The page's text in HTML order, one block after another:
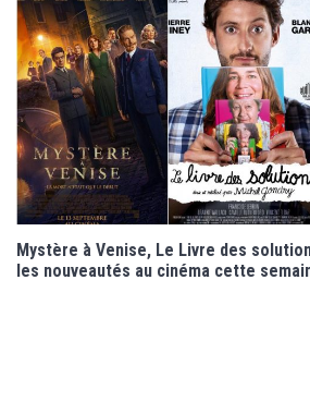
Mystère à Venise, Le Livre des
les nouveautés au cinéma cette